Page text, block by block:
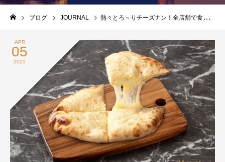
ブログ JOURNAL 熱々とろ～りチーズナン！全店舗で食べられる＆冷凍チーズナンも登場！？
APR
05
2021